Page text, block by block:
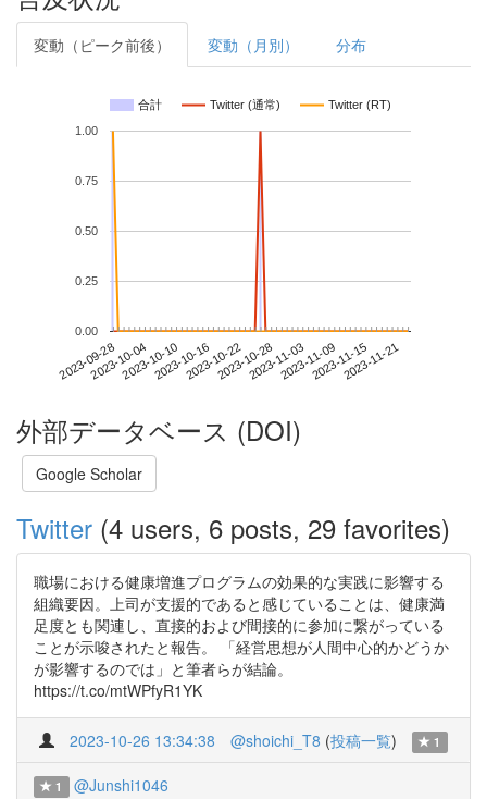
変動（ピーク前後） 変動（月別） 分布
合計 Twitter (通常) Twitter (RT)
2023-09-282023-10-042023-10-102023-10-162023-10-222023-10-282023-11-032023-11-092023-11-152023-11-21
0.00
0.25
0.50
0.75
1.00
外部データベース (DOI)
Google Scholar
Twitter (4 users, 6 posts, 29 favorites)
職場における健康増進プログラムの効果的な実践に影響する
組織要因。上司が支援的であると感じていることは、健康満
足度とも関連し、直接的および間接的に参加に繋がっている
ことが示唆されたと報告。 「経営思想が人間中心的かどうか
が影響するのでは」と筆者らが結論。
https://t.co/mtWPfyR1YK
2023-10-26 13:34:38 @shoichi_T8 (投稿一覧) 1
1 @Junshi1046